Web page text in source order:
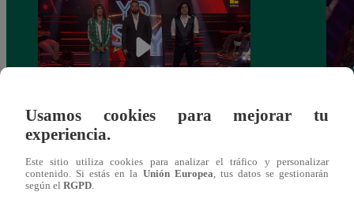
Yo Soy GRANDES BATALLAS: ¡El
Pájaro Gómez venció a Miguel Mateos y
mantuvo su silla de consagrado!
Usamos cookies para mejorar tu
experiencia.
Este sitio utiliza cookies para analizar el tráfico y personalizar
contenido. Si estás en la Unión Europea, tus datos se gestionarán
según el RGPD.